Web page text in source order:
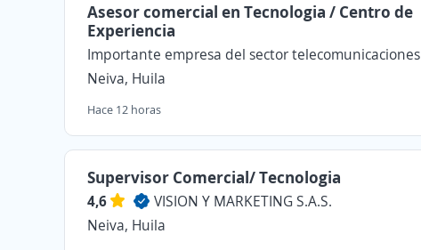
Asesor comercial en Tecnologia / Centro de
Experiencia
Importante empresa del sector telecomunicaciones
Neiva, Huila
Hace 12 horas
Supervisor Comercial/ Tecnologia
4,6
VISION Y MARKETING S.A.S.
Neiva, Huila